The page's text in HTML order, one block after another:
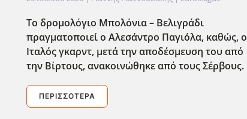
Το δρομολόγιο Μπολόνια – Βελιγράδι
πραγματοποιεί ο Αλεσάντρο Παγιόλα, καθώς, ο
Ιταλός γκαρντ, μετά την αποδέσμευση του από
την Βίρτους, ανακοινώθηκε από τους Σέρβους.
ΠΕΡΙΣΣΌΤΕΡΑ